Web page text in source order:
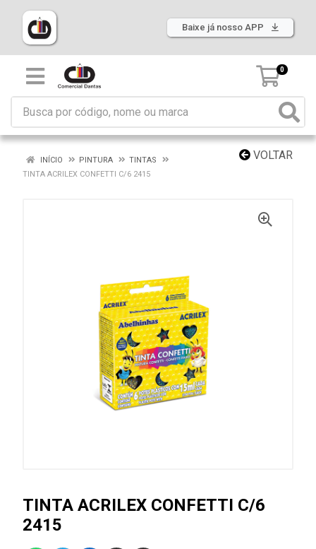
Baixe já nosso APP
0
VOLTAR
INÍCIO PINTURA
TINTAS
TINTA ACRILEX CONFETTI C/6 2415
TINTA ACRILEX CONFETTI C/6
2415